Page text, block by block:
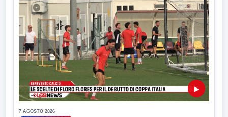
▶
7 AGOSTO 2026